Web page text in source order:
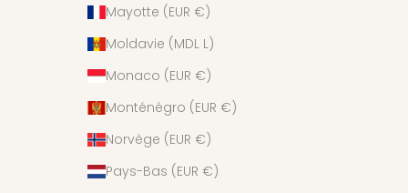
Mayotte (EUR €)
Moldavie (MDL L)
Monaco (EUR €)
Monténégro (EUR €)
Norvège (EUR €)
Pays-Bas (EUR €)